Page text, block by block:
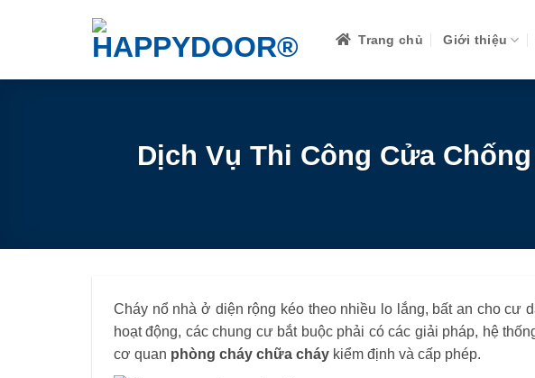
Trang chủ Giới thiệu
Dịch Vụ Thi Công Cửa
Cháy nổ nhà ở diện rộng kéo theo nhiều lo lắng, bất an cho cư
hoạt động, các chung cư bắt buộc phải có các giải pháp, hệ
cơ quan phòng cháy chữa cháy kiểm định và cấp phép.